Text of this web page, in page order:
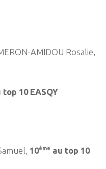
AMIDOU Rosalie,
top 10 EASQY
10ème au top 10